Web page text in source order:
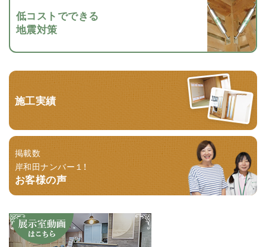
低コストでできる
地震対策
施工実績
掲載数
岸和田ナンバー１！
お客様の声